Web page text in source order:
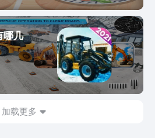
可以在游戏中尽情的探索，来操
的玩法也是非常解压的，玩家们
感受独一无二的游戏玩法。这就
的相关内容，这款休闲类型的游
，如果对这款游戏感兴趣的话，
上的链接进行预约，后续等游戏
验游戏的乐趣哦。
哪几
加载更多